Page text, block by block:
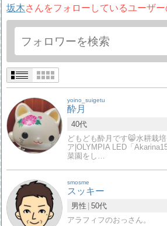
坂木さんをフォローしているユーザー
yoino_suigetu
酔月
40代
どもども酔月です😸水耕栽
ア|OLYMPIA LED「
菜園をし…
smosme
スッキー
男性 50代
アラフィフのおっさん。